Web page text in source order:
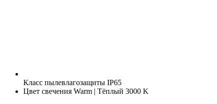
Класс пылевлагозащиты IP65
Цвет свечения Warm | Тёплый 3000 K